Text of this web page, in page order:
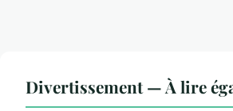
Divertissement — À lire